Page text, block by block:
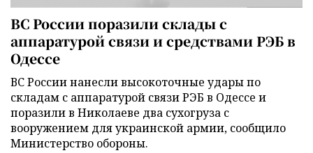
ВС России поразили склады с
аппаратурой связи и средствами РЭБ в
Одессе
ВС России нанесли высокоточные удары по
складам с аппаратурой связи РЭБ в Одессе и
поразили в Николаеве два сухогруза с
вооружением для украинской армии, сообщило
Министерство обороны.